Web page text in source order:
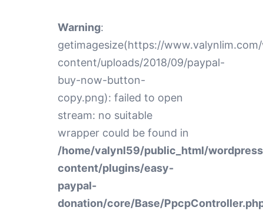
Warning:
getimagesize(https://
content/uploads/2018/09/paypal-
buy-now-button-
copy.png): failed to open
stream: no suitable
wrapper could be found in
/home/valynl59/public_html/
content/plugins/easy-
paypal-
donation/core/Base/